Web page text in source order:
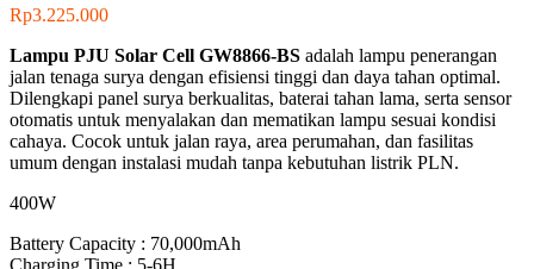
Rp3.225.000
Lampu PJU Solar Cell GW8866-BS adalah lampu penerangan
jalan tenaga surya dengan efisiensi tinggi dan daya tahan optimal.
Dilengkapi panel surya berkualitas, baterai tahan lama, serta sensor
otomatis untuk menyalakan dan mematikan lampu sesuai kondisi
cahaya. Cocok untuk jalan raya, area perumahan, dan fasilitas
umum dengan instalasi mudah tanpa kebutuhan listrik PLN.
400W
Battery Capacity : 70,000mAh